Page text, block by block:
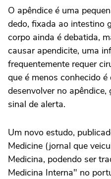
O apêndice é uma
dedo, fixada ao intestino
corpo ainda é debatida,
causar apendicite, uma
frequentemente requer
que é menos conhecido
desenvolver no
sinal de alerta.
Um novo estudo,
Medicine (jornal que
Medicina, podendo ser
Medicina Interna" no